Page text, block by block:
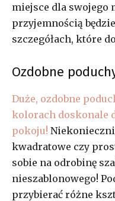
miejsce dla swojego
przyjemnością
szczegółach, które
Ozdobne
Duże, ozdobne
kolorach doskonale
pokoju!
kwadratowe czy
sobie na odrobinę
nieszablonowego!
przybierać różne